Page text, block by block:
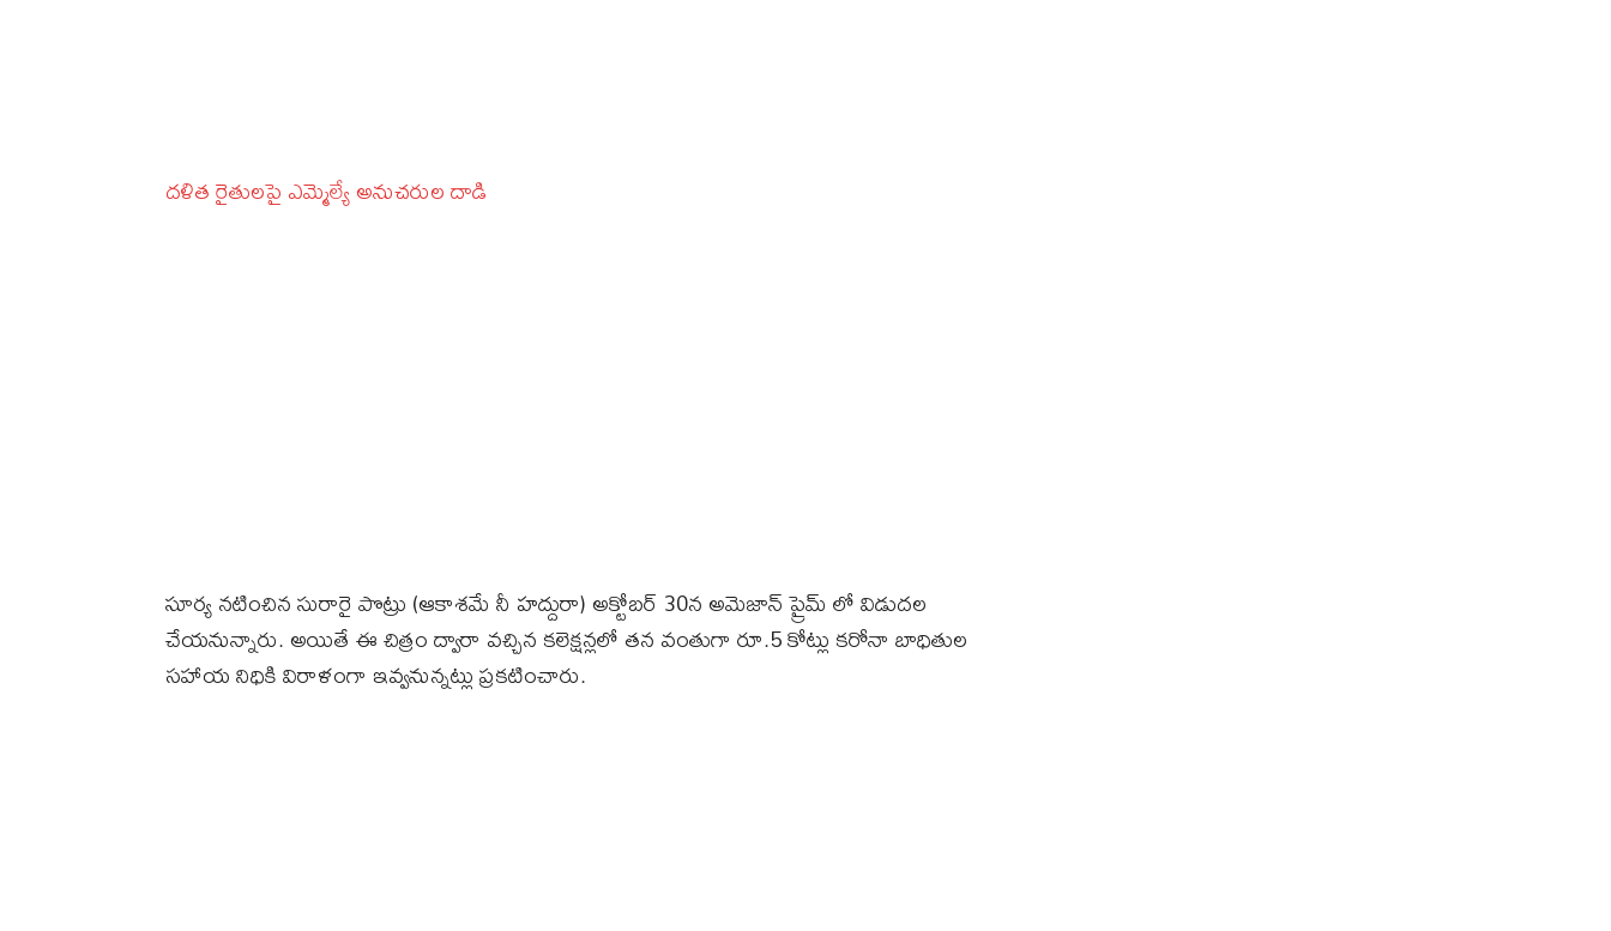
దళిత రైతులపై ఎమ్మెల్యే అనుచరుల దాడి
సూర్య నటించిన సురారై పొట్రు (ఆకాశమే నీ హద్దురా) అక్టోబర్‌ 30న అమెజాన్‌ ప్రైమ్‌ లో విడుదల
చేయనున్నారు. అయితే ఈ చిత్రం ద్వారా వచ్చిన కలెక్షన్లలో తన వంతుగా రూ.5 కోట్లు కరోనా బాధితుల
సహాయ నిధికి విరాళంగా ఇవ్వనున్నట్లు ప్రకటించారు.